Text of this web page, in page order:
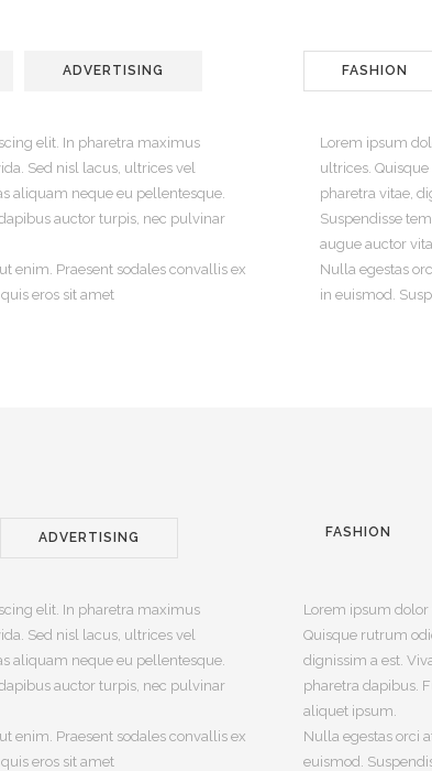
ADVERTISING
elit. In pharetra maximus
Sed nisl lacus, ultrices vel
aliquam neque eu pellentesque.
auctor turpis, nec pulvinar
enim. Praesent sodales convallis ex
eros sit amet
FASHION
Lorem ipsum
ultrices.
pharetra vitae,
Suspendisse
augue auctor
Nulla egestas
in euismod.
ADVERTISING
elit. In pharetra maximus
Sed nisl lacus, ultrices vel
aliquam neque eu pellentesque.
auctor turpis, nec pulvinar
enim. Praesent sodales convallis ex
eros sit amet
FASHION
Lorem ipsum dolor
Quisque rutrum
dignissim a est.
pharetra dapibus.
aliquet ipsum.
Nulla egestas orci
euismod.